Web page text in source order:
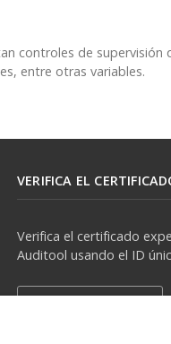
controles de
entre otras variables.
VERIFICA EL
Verifica el certificado
Auditool usando el ID